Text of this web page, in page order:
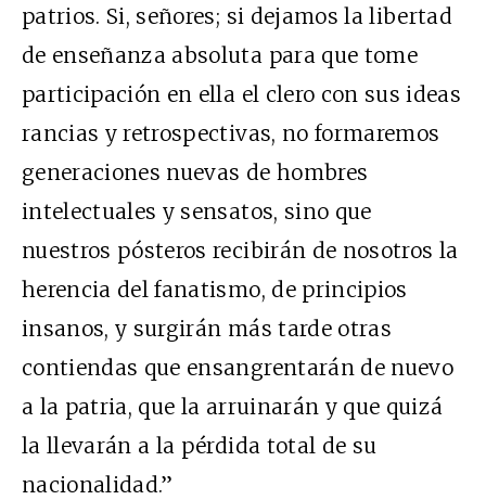
patrios. Si, señores; si dejamos la libertad
de enseñanza absoluta para que tome
participación en ella el clero con sus ideas
rancias y retrospectivas, no formaremos
generaciones nuevas de hombres
intelectuales y sensatos, sino que
nuestros pósteros recibirán de nosotros la
herencia del fanatismo, de principios
insanos, y surgirán más tarde otras
contiendas que ensangrentarán de nuevo
a la patria, que la arruinarán y que quizá
la llevarán a la pérdida total de su
nacionalidad.”